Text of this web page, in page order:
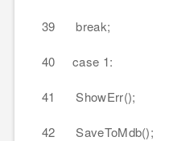
39 break;
40 case 1:
41 ShowErr();
42 SaveToMdb();